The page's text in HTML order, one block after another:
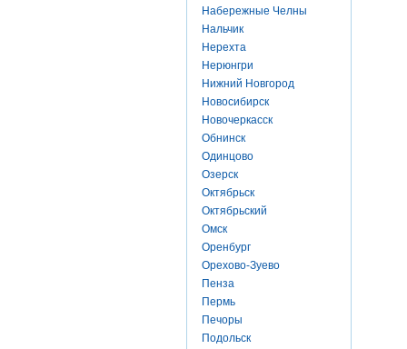
Набережные Челны
Нальчик
Нерехта
Нерюнгри
Нижний Новгород
Новосибирск
Новочеркасск
Обнинск
Одинцово
Озерск
Октябрьск
Октябрьский
Омск
Оренбург
Орехово-Зуево
Пенза
Пермь
Печоры
Подольск